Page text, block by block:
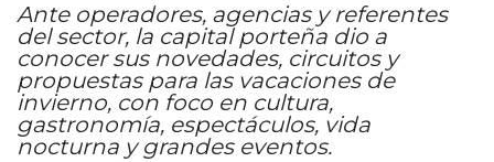
Ante operadores, agencias y referentes
del sector, la capital porteña dio a
conocer sus novedades, circuitos y
propuestas para las vacaciones de
invierno, con foco en cultura,
gastronomía, espectáculos, vida
nocturna y grandes eventos.